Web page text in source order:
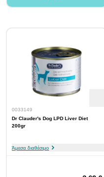
0033149
Dr Clauder's Dog LPD Liver Diet
200gr
Άμεσα διαθέσιμο